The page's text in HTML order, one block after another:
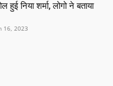
हुई निया शर्मा, लोगो ने बताया
16, 2023